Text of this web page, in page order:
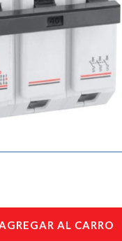
AL CARRO